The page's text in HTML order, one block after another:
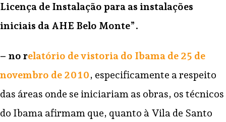
Licença de Instalação para as instalações
iniciais da AHE Belo Monte”.
– no relatório de vistoria do Ibama de 25 de
novembro de 2010, especificamente a respeito
das áreas onde se iniciariam as obras, os técnicos
do Ibama afirmam que, quanto à Vila de Santo